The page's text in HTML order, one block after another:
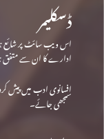
ڈسکلیمر
اس ویب سائٹ پر شائع
ادارے کا ان سے متفق
افسانوی ادب میں پیش
سمجھی جائے۔